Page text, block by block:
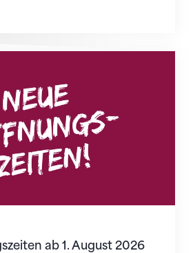
ab 1. August 2026
ab 1. August 2026